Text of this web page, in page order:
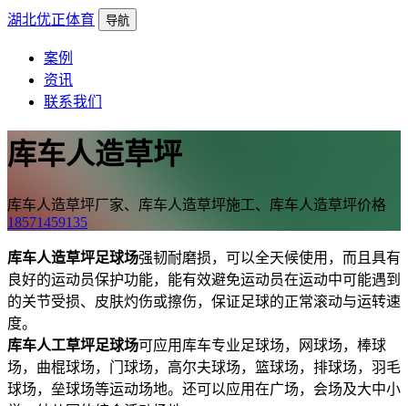
湖北优正体育 导航
案例
资讯
联系我们
库车人造草坪
库车人造草坪厂家、库车人造草坪施工、库车人造草坪价格
18571459135
库车人造草坪足球场强韧耐磨损，可以全天候使用，而且具有
良好的运动员保护功能，能有效避免运动员在运动中可能遇到
的关节受损、皮肤灼伤或擦伤，保证足球的正常滚动与运转速
度。
库车人工草坪足球场可应用库车专业足球场，网球场，棒球
场，曲棍球场，门球场，高尔夫球场，篮球场，排球场，羽毛
球场，垒球场等运动场地。还可以应用在广场，会场及大中小